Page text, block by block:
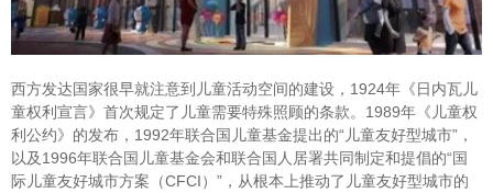
西方发达国家很早就注意到儿童活动空间的建设，1924年《日内瓦儿
童权利宣言》首次规定了儿童需要特殊照顾的条款。1989年《儿童权
利公约》的发布，1992年联合国儿童基金提出的“儿童友好型城市”，
以及1996年联合国儿童基金会和联合国人居署共同制定和提倡的“国
际儿童友好城市方案（CFCI）”，从根本上推动了儿童友好型城市的